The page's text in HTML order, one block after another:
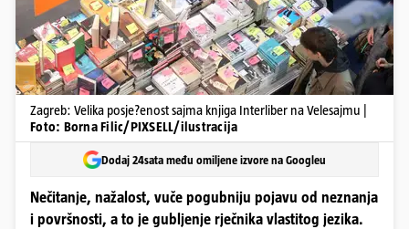
Zagreb: Velika posje?enost sajma knjiga Interliber na Velesajmu |
Foto: Borna Filic/PIXSELL/ilustracija
Dodaj 24sata među omiljene izvore na Googleu
Nečitanje, nažalost, vuče pogubniju pojavu od neznanja
i površnosti, a to je gubljenje rječnika vlastitog jezika.